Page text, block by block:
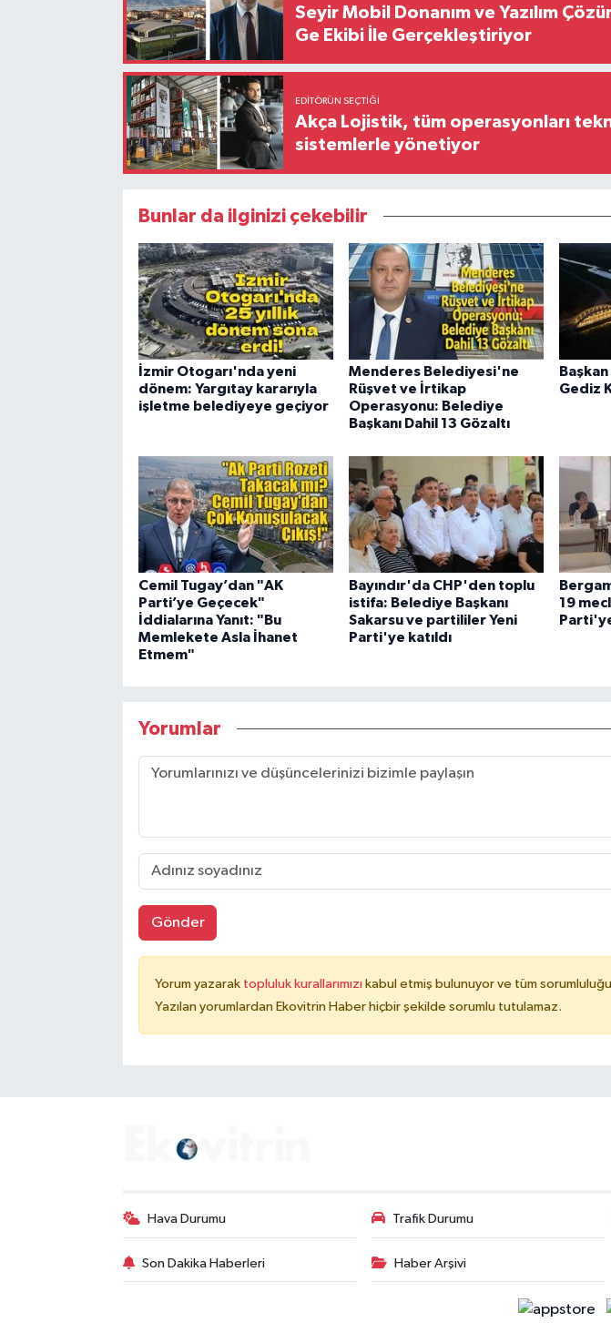
Seyir Mobil Donanım ve Yazılım
Ge Ekibi İle Gerçekleştiriyor
EDITÖRÜN SEÇTIĞI
Akça Lojistik, tüm operasyonları
sistemlerle yönetiyor
Bunlar da ilginizi çekebilir
İzmir Otogarı'nda yeni
dönem: Yargıtay kararıyla
işletme belediyeye geçiyor
Menderes Belediyesi'ne
Rüşvet ve İrtikap
Operasyonu: Belediye
Başkanı Dahil 13 Gözaltı
Gediz
Cemil Tugay’dan "AK
Parti’ye Geçecek"
İddialarına Yanıt: "Bu
Memlekete Asla İhanet
Etmem"
Bayındır'da CHP'den toplu
istifa: Belediye Başkanı
Sakarsu ve partililer Yeni
Parti'ye katıldı
19
Yorumlar
Gönder
Yorum yazarak topluluk kurallarımızı kabul etmiş bulunuyor ve tüm
Yazılan yorumlardan Ekovitrin Haber hiçbir şekilde sorumlu tutulamaz.
Hava Durumu Trafik Durumu
Son Dakika Haberleri Haber Arşivi